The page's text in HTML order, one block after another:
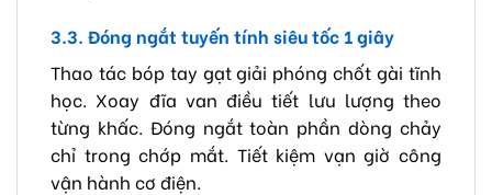
3.3. Đóng ngắt tuyến tính siêu tốc 1 giây
Thao tác bóp tay gạt giải phóng chốt gài tĩnh
học. Xoay đĩa van điều tiết lưu lượng theo
từng khấc. Đóng ngắt toàn phần dòng chảy
chỉ trong chớp mắt. Tiết kiệm vạn giờ công
vận hành cơ điện.